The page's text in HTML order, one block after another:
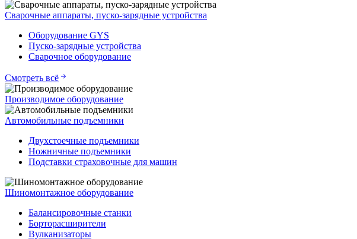
Сварочные аппараты, пуско-зарядные устройства
Оборудование GYS
Пуско-зарядные устройства
Сварочное оборудование
Смотреть всё
Производимое оборудование
Автомобильные подъемники
Двухстоечные подъемники
Ножничные подъемники
Подставки страховочные для машин
Шиномонтажное оборудование
Балансировочные станки
Борторасширители
Вулканизаторы